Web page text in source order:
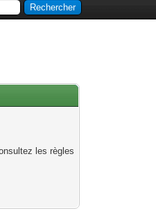
les règles